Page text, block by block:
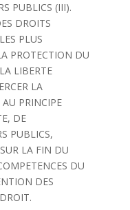
PUBLICS (III).
DROITS
PLUS
PROTECTION DU
LIBERTE
LA
PRINCIPE
DE
PUBLICS,
LA FIN DU
DU
DES